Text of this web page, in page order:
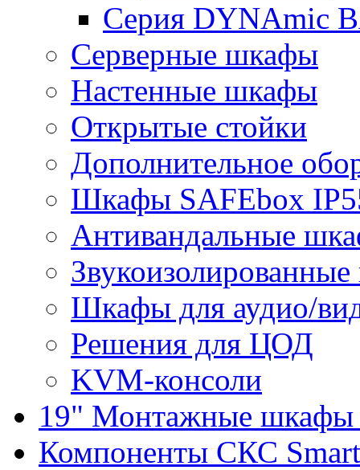
Серия DYNAmic
Серверные шкафы
Настенные шкафы
Открытые стойки
Дополнительное
Шкафы SAFEbox
Антивандальные
Шкафы для аудио/
Решения для ЦОД
KVM-консоли
19" Монтажные шкафы
Компоненты СКС